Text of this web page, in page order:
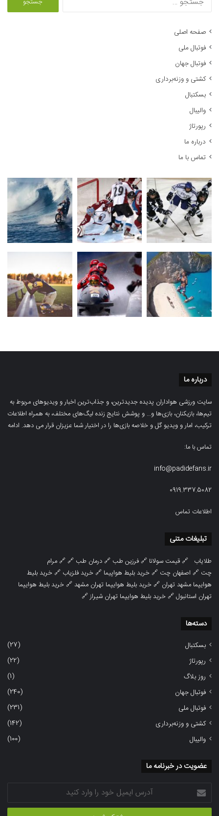
صفحه اصلی
فوتبال ملی
فوتبال جهان
کشتی و وزنه‌برداری
بسکتبال
والیبال
رپورتاژ
درباره ما
تماس با ما
درباره ما
سایت ورزشی هواداران پدیده جدیدترین، و جذاب‌ترین اخبار و ویدیوهای مربوط به
تیم‌ها، بازیکنان، بازی‌ها و… و پوشش نتایج زنده لیگ‌های مختلف، به همراه اطلاعات
ترکیب، امار و ویدیو‌‌ گل‌ و خلاصه بازی‌ها را در اختیار شما عزیزان قرار می دهد. ادامه
تماس با ما:
info@padidefans.ir
0919.337.5082
اطلاعات تماس
تبلیغات متنی
طلایاب 🔗قیمت سولانا 🔗فرزین طب 🔗درمان طب 🔗 🔗مرام
چت 🔗 اصفهان چت 🔗خرید بلیط هواپیما 🔗خرید فلزیاب 🔗خرید بلیط
هوایپما مشهد تهران 🔗خرید بلیط هوایپما تهران مشهد🔗خرید بلیط هوایپما
تهران استانبول🔗خرید بلیط هوایپما تهران شیراز🔗
دسته‌ها
بسکتبال
(27)
رپورتاژ
(22)
روز بلاگ
(1)
فوتبال جهان
(240)
فوتبال ملی
(231)
کشتی و وزنه‌برداری
(142)
والیبال
(100)
عضویت در خبرنامه ما
آدرس
ایمیل
خود